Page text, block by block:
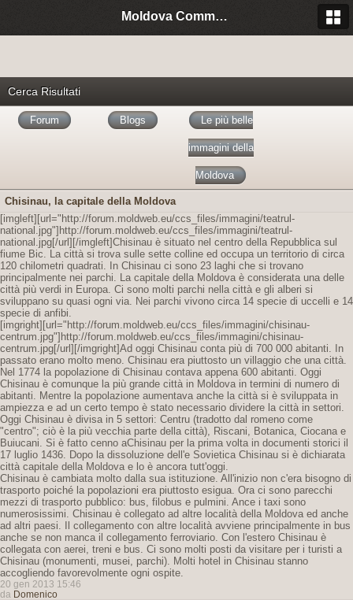
Moldova Community Italia
Cerca Risultati
Forum Blogs Le più belle
immagini della
Moldova
Chisinau, la capitale della Moldova
[imgleft][url="http://forum.moldweb.eu/ccs_files/immagini/teatrul-
national.jpg"]http://forum.moldweb.eu/ccs_files/immagini/teatrul-
national.jpg[/url][/imgleft]Chisinau è situato nel centro della Repubblica sul
fiume Bic. La città si trova sulle sette colline ed occupa un territorio di circa
120 chilometri quadrati. In Chisinau ci sono 23 laghi che si trovano
principalmente nei parchi. La capitale della Moldova è considerata una delle
città più verdi in Europa. Ci sono molti parchi nella città e gli alberi si
sviluppano su quasi ogni via. Nei parchi vivono circa 14 specie di uccelli e 14
specie di anfibi.
[imgright][url="http://forum.moldweb.eu/ccs_files/immagini/chisinau-
centrum.jpg"]http://forum.moldweb.eu/ccs_files/immagini/chisinau-
centrum.jpg[/url][/imgright]Ad oggi Chisinau conta più di 700 000 abitanti. In
passato erano molto meno. Chisinau era piuttosto un villaggio che una città.
Nel 1774 la popolazione di Chisinau contava appena 600 abitanti. Oggi
Chisinau è comunque la più grande città in Moldova in termini di numero di
abitanti. Mentre la popolazione aumentava anche la città si è sviluppata in
ampiezza e ad un certo tempo è stato necessario dividere la città in settori.
Oggi Chisinau è divisa in 5 settori: Centru (tradotto dal romeno come
"centro"; ciò è la più vecchia parte della città), Riscani, Botanica, Ciocana e
Buiucani. Si è fatto cenno aChisinau per la prima volta in documenti storici il
17 luglio 1436. Dopo la dissoluzione dell'e Sovietica Chisinau si è dichiarata
città capitale della Moldova e lo è ancora tutt'oggi.
Chisinau è cambiata molto dalla sua istituzione. All'inizio non c'era bisogno di
trasporto poiché la popolazioni era piuttosto esigua. Ora ci sono parecchi
mezzi di trasporto pubblico: bus, filobus e pulmini. Ance i taxi sono
numerosissimi. Chisinau è collegato ad altre località della Moldova ed anche
ad altri paesi. Il collegamento con altre località avviene principalmente in bus
anche se non manca il collegamento ferroviario. Con l'estero Chisinau è
collegata con aerei, treni e bus. Ci sono molti posti da visitare per i turisti a
Chisinau (monumenti, musei, parchi). Molti hotel in Chisinau stanno
accogliendo favorevolmente ogni ospite.
20 gen 2013 15:46
da Domenico